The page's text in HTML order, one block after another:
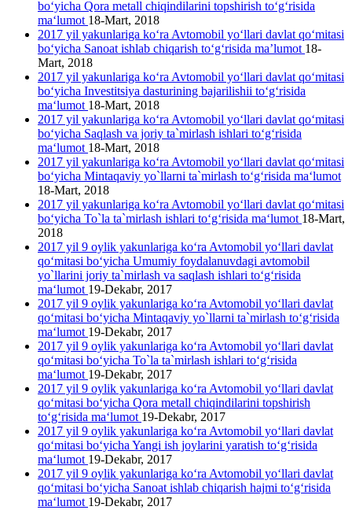
bo‘yicha Qora metall chiqindilarini topshirish to‘g‘risida
ma‘lumot 18-Mart, 2018
2017 yil yakunlariga ko‘ra Avtomobil yo‘llari davlat qo‘mitasi
bo‘yicha Sanoat ishlab chiqarish to‘g‘risida ma’lumot 18-
Mart, 2018
2017 yil yakunlariga ko‘ra Avtomobil yo‘llari davlat qo‘mitasi
bo‘yicha Investitsiya dasturining bajarilishii to‘g‘risida
ma‘lumot 18-Mart, 2018
2017 yil yakunlariga ko‘ra Avtomobil yo‘llari davlat qo‘mitasi
bo‘yicha Saqlash va joriy ta`mirlash ishlari to‘g‘risida
ma‘lumot 18-Mart, 2018
2017 yil yakunlariga ko‘ra Avtomobil yo‘llari davlat qo‘mitasi
bo‘yicha Mintaqaviy yo`llarni ta`mirlash to‘g‘risida ma‘lumot
18-Mart, 2018
2017 yil yakunlariga ko‘ra Avtomobil yo‘llari davlat qo‘mitasi
bo‘yicha To`la ta`mirlash ishlari to‘g‘risida ma‘lumot 18-Mart,
2018
2017 yil 9 oylik yakunlariga ko‘ra Avtomobil yo‘llari davlat
qo‘mitasi bo‘yicha Umumiy foydalanuvdagi avtomobil
yo`llarini joriy ta`mirlash va saqlash ishlari to‘g‘risida
ma‘lumot 19-Dekabr, 2017
2017 yil 9 oylik yakunlariga ko‘ra Avtomobil yo‘llari davlat
qo‘mitasi bo‘yicha Mintaqaviy yo`llarni ta`mirlash to‘g‘risida
ma‘lumot 19-Dekabr, 2017
2017 yil 9 oylik yakunlariga ko‘ra Avtomobil yo‘llari davlat
qo‘mitasi bo‘yicha To`la ta`mirlash ishlari to‘g‘risida
ma‘lumot 19-Dekabr, 2017
2017 yil 9 oylik yakunlariga ko‘ra Avtomobil yo‘llari davlat
qo‘mitasi bo‘yicha Qora metall chiqindilarini topshirish
to‘g‘risida ma‘lumot 19-Dekabr, 2017
2017 yil 9 oylik yakunlariga ko‘ra Avtomobil yo‘llari davlat
qo‘mitasi bo‘yicha Yangi ish joylarini yaratish to‘g‘risida
ma‘lumot 19-Dekabr, 2017
2017 yil 9 oylik yakunlariga ko‘ra Avtomobil yo‘llari davlat
qo‘mitasi bo‘yicha Sanoat ishlab chiqarish hajmi to‘g‘risida
ma‘lumot 19-Dekabr, 2017